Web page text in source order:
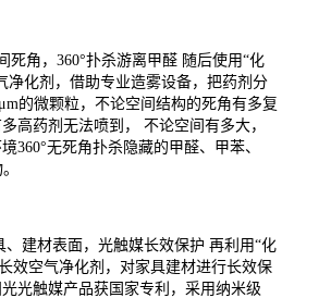
死角，360°扑杀游离甲醛 随后使用“化
净化剂，借助专业造雾设备，把药剂分
的微颗粒，不论空间结构的死角有多复
高药剂无法喷到， 不论空间有多大，
360°无死角扑杀隐藏的甲醛、甲苯、
、建材表面，光触媒长效保护 再利用“化
效空气净化剂，对家具建材进行长效保
光触媒产品获国家专利，采用纳米级